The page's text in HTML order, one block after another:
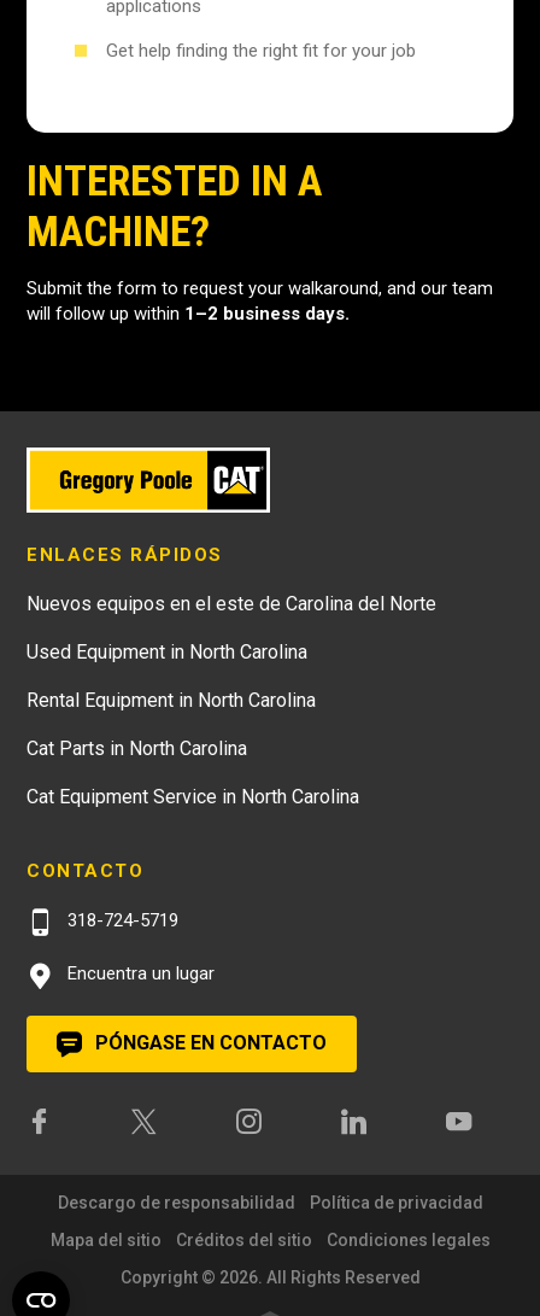
applications
Get help finding the right fit for your job
INTERESTED IN A
MACHINE?
Submit the form to request your walkaround, and our team
will follow up within 1–2 business days.
ENLACES RÁPIDOS
Nuevos equipos en el este de Carolina del Norte
Used Equipment in North Carolina
Rental Equipment in North Carolina
Cat Parts in North Carolina
Cat Equipment Service in North Carolina
CONTACTO
318-724-5719
Encuentra un lugar
PÓNGASE EN CONTACTO
Descargo de responsabilidad
Política de privacidad
Mapa del sitio
Créditos del sitio
Condiciones legales
Copyright © 2026. All Rights Reserved